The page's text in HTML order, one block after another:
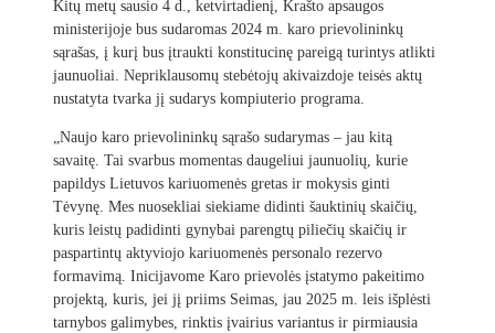
Kitų metų sausio 4 d., ketvirtadienį, Krašto apsaugos
ministerijoje bus sudaromas 2024 m. karo prievolininkų
sąrašas, į kurį bus įtraukti konstitucinę pareigą turintys atlikti
jaunuoliai. Nepriklausomų stebėtojų akivaizdoje teisės aktų
nustatyta tvarka jį sudarys kompiuterio programa.
„Naujo karo prievolininkų sąrašo sudarymas – jau kitą
savaitę. Tai svarbus momentas daugeliui jaunuolių, kurie
papildys Lietuvos kariuomenės gretas ir mokysis ginti
Tėvynę. Mes nuosekliai siekiame didinti šauktinių skaičių,
kuris leistų padidinti gynybai parengtų piliečių skaičių ir
paspartintų aktyviojo kariuomenės personalo rezervo
formavimą. Inicijavome Karo prievolės įstatymo pakeitimo
projektą, kuris, jei jį priims Seimas, jau 2025 m. leis išplėsti
tarnybos galimybes, rinktis įvairius variantus ir pirmiausia